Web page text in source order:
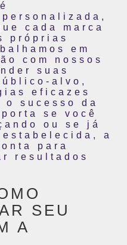
cada marca
próprias
em
com nossos
suas
alvo,
eficazes
sucesso da
se você
ou se já
estabelecida, a
para
resultados
SEU
A